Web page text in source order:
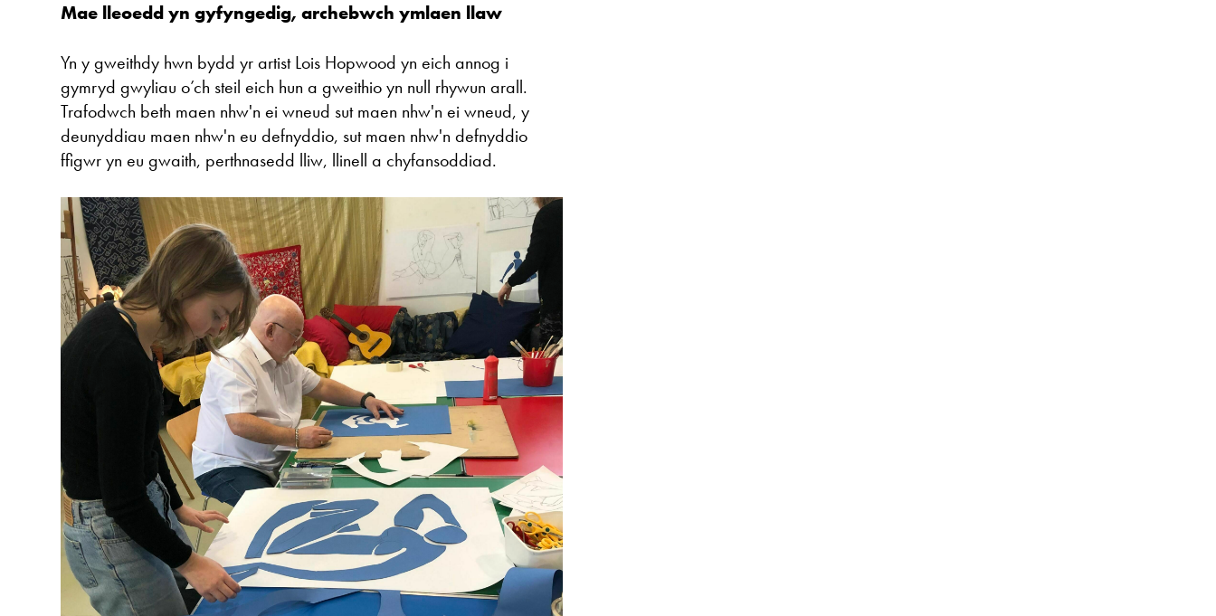
Mae lleoedd yn gyfyngedig, archebwch ymlaen llaw
Yn y gweithdy hwn bydd yr artist Lois Hopwood yn eich annog i
gymryd gwyliau o’ch steil eich hun a gweithio yn null rhywun arall.
Trafodwch beth maen nhw'n ei wneud sut maen nhw'n ei wneud, y
deunyddiau maen nhw'n eu defnyddio, sut maen nhw'n defnyddio
ffigwr yn eu gwaith, perthnasedd lliw, llinell a chyfansoddiad.